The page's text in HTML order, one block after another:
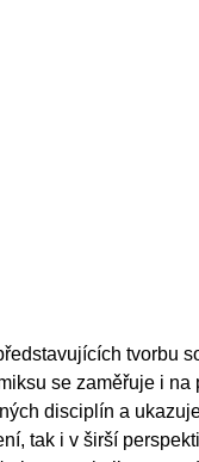
tvorbu
se zaměřuje i na
disciplín a
tak i v širší